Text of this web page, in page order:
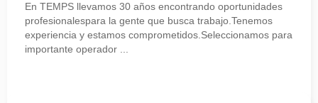
En TEMPS llevamos 30 años encontrando oportunidades
profesionalespara la gente que busca trabajo.Tenemos
experiencia y estamos comprometidos.Seleccionamos para
importante operador ...